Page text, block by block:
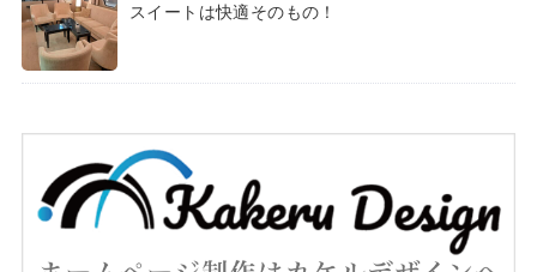
スイートは快適そのもの！